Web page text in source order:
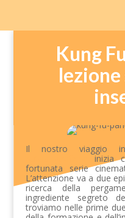
Kung
lezione
Il nostro viaggio
inizia
fortunata serie
L’attenzione va a due
ricerca della
ingrediente segreto
troviamo nelle prime